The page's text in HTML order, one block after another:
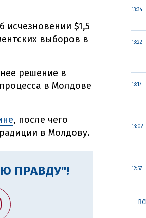
исчезновении $1,5
выборов в
решение в
в Молдове
, после чего
в Молдову.
ПРАВДУ"!
13:34
13:22
13:17
13:02
12:57